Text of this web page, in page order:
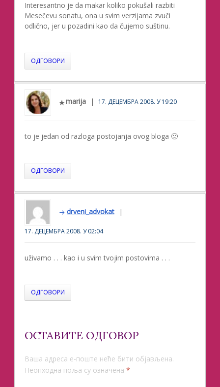
Interesantno je da makar koliko pokušali razbiti
Mesečevu sonatu, ona u svim verzijama zvuči
odlično, jer u pozadini kao da čujemo suštinu.
ОДГОВОРИ
marija 17. ДЕЦЕМБРА 2008. У 19:20
to je jedan od razloga postojanja ovog bloga 🙂
ОДГОВОРИ
drveni_advokat
17. ДЕЦЕМБРА 2008. У 02:04
uživamo . . . kao i u svim tvojim postovima . . .
ОДГОВОРИ
ОСТАВИТЕ ОДГОВОР
Ваша адреса е-поште неће бити објављена.
Неопходна поља су означена *